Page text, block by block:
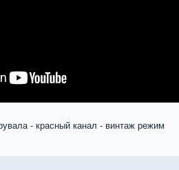
- красный канал - винтаж режим